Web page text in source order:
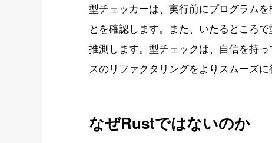
型チェッカーは、実行前にプログラム
とを確認します。また、いたるところ
推測します。型チェックは、自信を持
スのリファクタリングをよりスムーズに
なぜRustではないのか